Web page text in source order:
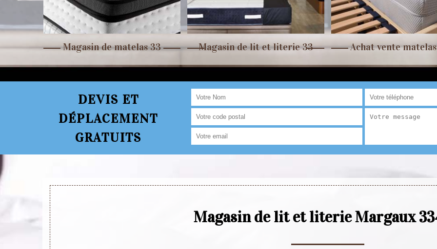
33 Magasin de matelas 33 Magasin de lit et literie 33 Achat vente
DEVIS ET
DÉPLACEMENT
GRATUITS
Magasin de lit et literie Margaux